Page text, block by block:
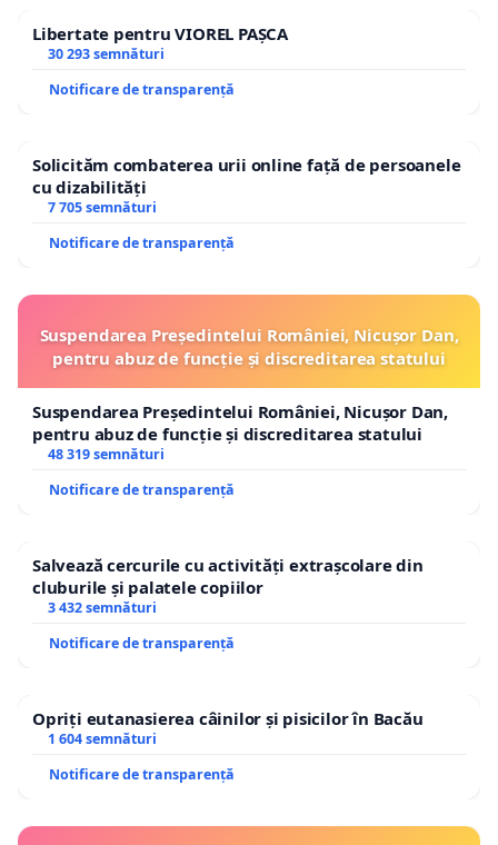
Libertate pentru VIOREL PAȘCA
30 293 semnături
Notificare de transparență
Solicităm combaterea urii online față de persoanele
cu dizabilități
7 705 semnături
Notificare de transparență
Suspendarea Președintelui României, Nicușor Dan,
pentru abuz de funcție și discreditarea statului
Suspendarea Președintelui României, Nicușor Dan,
pentru abuz de funcție și discreditarea statului
48 319 semnături
Notificare de transparență
Salvează cercurile cu activități extrașcolare din
cluburile și palatele copiilor
3 432 semnături
Notificare de transparență
Opriți eutanasierea câinilor și pisicilor în Bacău
1 604 semnături
Notificare de transparență